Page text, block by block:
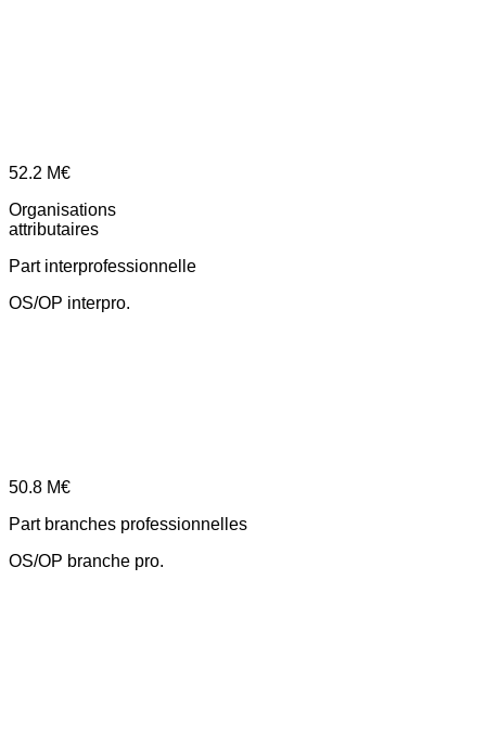
52.2 M€
Organisations
attributaires
Part interprofessionnelle
OS/OP interpro.
50.8 M€
Part branches professionnelles
OS/OP branche pro.